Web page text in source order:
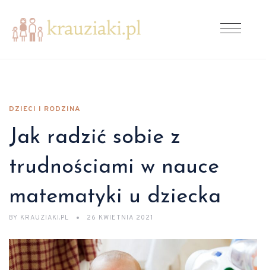
DZIECI I RODZINA
Jak radzić sobie z
trudnościami w nauce
matematyki u dziecka
BY KRAUZIAKI.PL 26 KWIETNIA 2021